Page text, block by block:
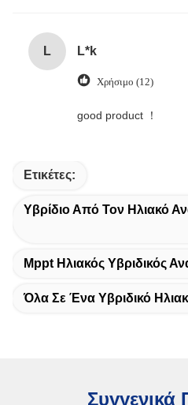
L L*k
Χρήσιμο (12)
good product ！
Ετικέτες:
Υβρίδιο Από Τον Ηλιακό
Mppt Ηλιακός Υβριδικός
Όλα Σε Ένα Υβριδικό
Συγγενικά